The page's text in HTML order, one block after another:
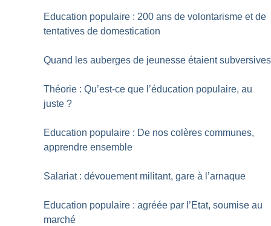
Education populaire : 200 ans de volontarisme et de
tentatives de domestication
Quand les auberges de jeunesse étaient subversives
Théorie : Qu’est-ce que l’éducation populaire, au
juste ?
Education populaire : De nos colères communes,
apprendre ensemble
Salariat : dévouement militant, gare à l’arnaque
Education populaire : agréée par l’Etat, soumise au
marché